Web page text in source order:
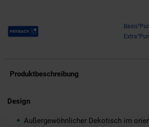
Payback Punkte
Produktbeschreibung
Design
Außergewöhnlicher Dekotisch im